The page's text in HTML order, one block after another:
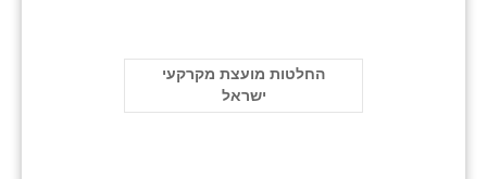
החלטות מועצת מקרקעי
ישראל